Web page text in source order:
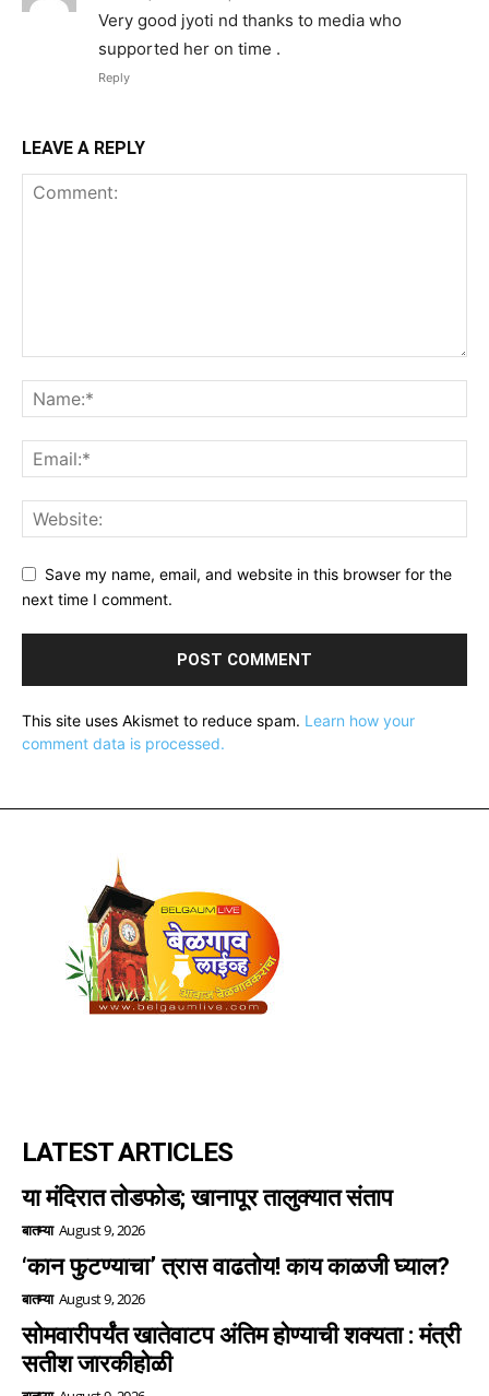
Very good jyoti nd thanks to media who
supported her on time .
Reply
LEAVE A REPLY
Save my name, email, and website in this browser for the
next time I comment.
This site uses Akismet to reduce spam. Learn how your
comment data is processed.
LATEST ARTICLES
या मंदिरात तोडफोड; खानापूर तालुक्यात संताप
बातम्या August 9, 2026
‘कान फुटण्याचा’ त्रास वाढतोय! काय काळजी घ्याल?
बातम्या August 9, 2026
सोमवारीपर्यंत खातेवाटप अंतिम होण्याची शक्यता : मंत्री
सतीश जारकीहोळी